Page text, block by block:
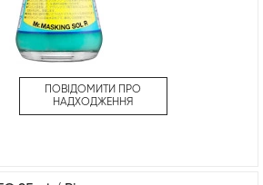
ПОВІДОМИТИ ПРО
НАДХОДЖЕННЯ